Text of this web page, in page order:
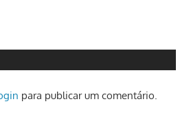
para publicar um comentário.